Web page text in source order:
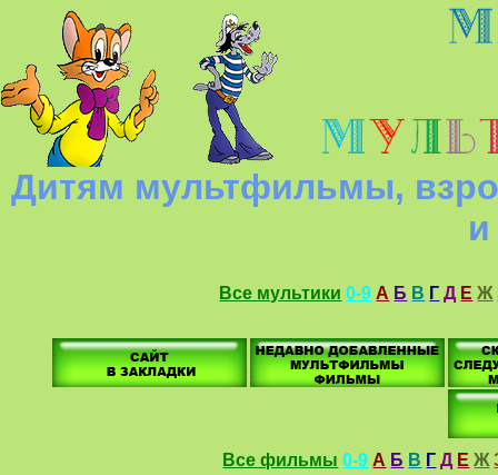
Дитям мультфильмы,
и
Все мультики 0-9 А Б В Г Д Е Ж
Все фильмы 0-9 А Б В Г Д Е Ж